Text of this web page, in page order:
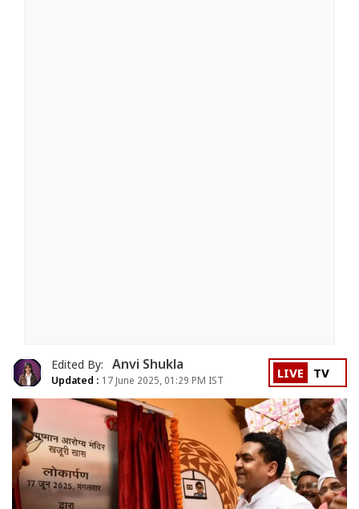
Edited By: Anvi Shukla
Updated : 17 June 2025, 01:29 PM IST LIVE TV